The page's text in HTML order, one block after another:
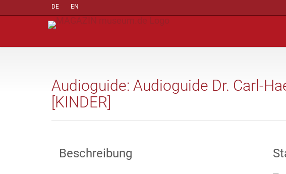
DE EN
Audioguide: Audioguide Dr. Carl-
[KINDER]
Beschreibung